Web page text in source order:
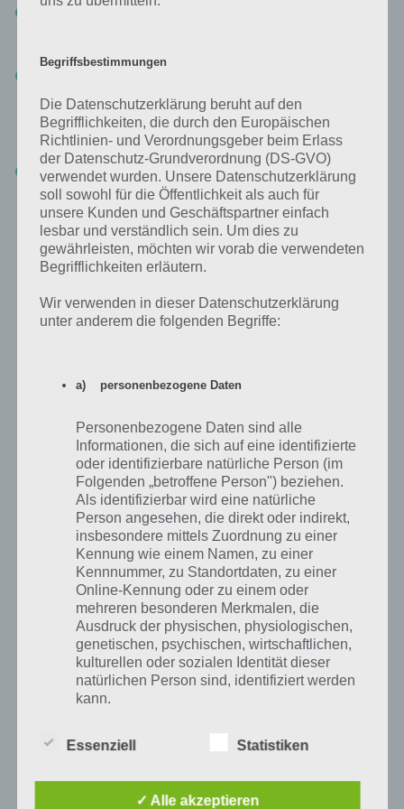
wartet. Desweiteren steht ihr hinter einer Barriere und hat
unbegrenzt Ammo sozusagen. habt auf jedenfall eine Granate
dabei.
Wächter: Sichere den Eingang zu unserem Versteck
Könnt auf schwer einstellen. Als Scharfschütze müsst ihr die
Zombies vorm Eindringen töten.
Das tolle an Dead Trigger 2 ist, dass ihr nicht 5 Missionen machen
könnt und dann abwarten. Stattdessen könnt ihr unbegrenzt in die
den Nebenmissionen
Baupläne in Dead Trigger
2
Teil in diesem Artikel: Baupläne
finden. Nachdem ihr den
Büchsenmacher gerettet habt
und dieser im Versteck
auftaucht, werdet ihr sehen,
dass bestimmte Waffen erst
gebaut werden können, wenn
ihr bestimmte Baupläne
besitzt.
Nun stellt sich natürlich die Frage, wie man an diese Baupläne
gelangt. Auch dazu wollen wir uns natürlich äußern. Zudem geben
wir Tipps, wo wir diese Baupläne häufig finden.
So findest du die Baupläne für Waffen
Wir haben uns natürlich auch gefragt, wo man nun Baupläne in Dead
empfehlen dafür vor allem den Schwierigkeitsgrad Schwer, wenn ihr
auf Baupläne aus seid. Nun müsst ihr warten bis ein harter
Begriffsbestimmungen
Die Datenschutzerklärung beruht auf den
Begrifflichkeiten, die durch den Europäischen
Richtlinien- und Verordnungsgeber beim Erlass
der Datenschutz-Grundverordnung (DS-GVO)
verwendet wurden. Unsere Datenschutzerklärung
soll sowohl für die Öffentlichkeit als auch für
unsere Kunden und Geschäftspartner einfach
lesbar und verständlich sein. Um dies zu
gewährleisten, möchten wir vorab die verwendeten
Begrifflichkeiten erläutern.
Wir verwenden in dieser Datenschutzerklärung
unter anderem die folgenden Begriffe:
a) personenbezogene Daten
Personenbezogene Daten sind alle
Informationen, die sich auf eine identifizierte
oder identifizierbare natürliche Person (im
Folgenden „betroffene Person") beziehen.
Als identifizierbar wird eine natürliche
Person angesehen, die direkt oder indirekt,
insbesondere mittels Zuordnung zu einer
Kennung wie einem Namen, zu einer
Kennnummer, zu Standortdaten, zu einer
Online-Kennung oder zu einem oder
mehreren besonderen Merkmalen, die
Ausdruck der physischen, physiologischen,
genetischen, psychischen, wirtschaftlichen,
kulturellen oder sozialen Identität dieser
natürlichen Person sind, identifiziert werden
kann.
Betroffene Person ist jede identifizierte oder
Essenziell Statistiken
✓ Alle akzeptieren